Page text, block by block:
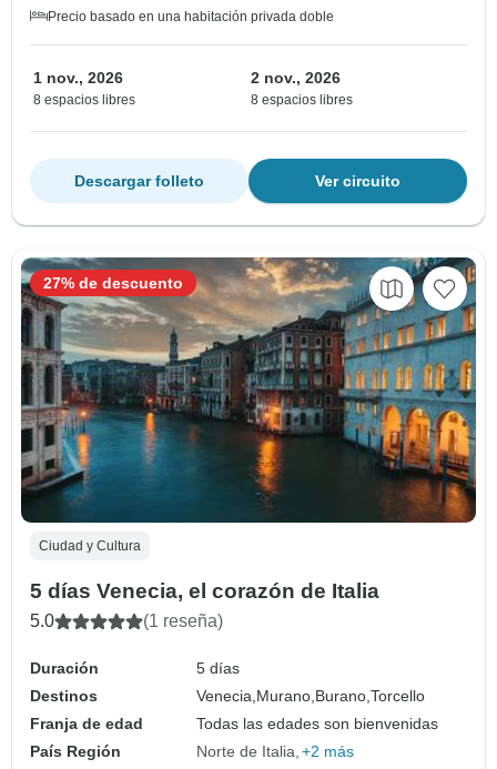
Precio basado en una habitación privada doble
1 nov., 2026
8 espacios libres
2 nov., 2026
8 espacios libres
Ver circuito
Descargar folleto
Ciudad y Cultura
5 días Venecia, el corazón de Italia
5.0 (1 reseña)
Duración
5 días
Destinos
Venecia, Murano, Burano,Torcello
Franja de edad
Todas las edades son bienvenidas
País Región
Norte de Italia +2 más
27% de descuento